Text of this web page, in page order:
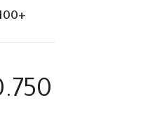
+100 بذرة